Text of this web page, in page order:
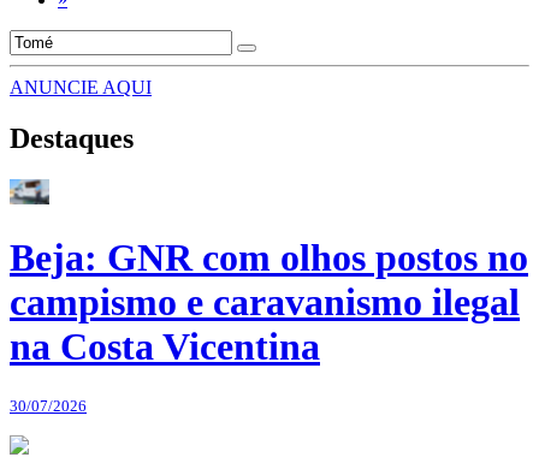
ANUNCIE AQUI
Destaques
Beja: GNR com olhos postos no
campismo e caravanismo ilegal
na Costa Vicentina
30/07/2026